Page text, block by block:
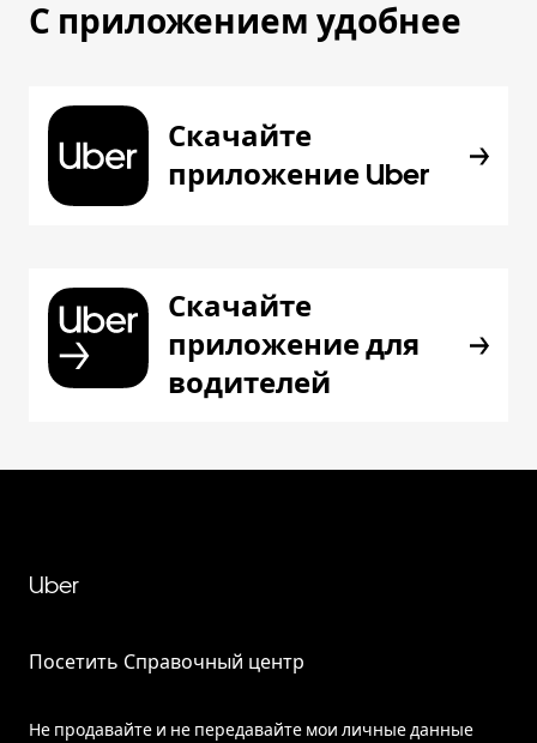
С приложением удобнее
Скачайте
приложение Uber
Скачайте
приложение для
водителей
Uber
Посетить Справочный центр
Не продавайте и не передавайте мои личные данные